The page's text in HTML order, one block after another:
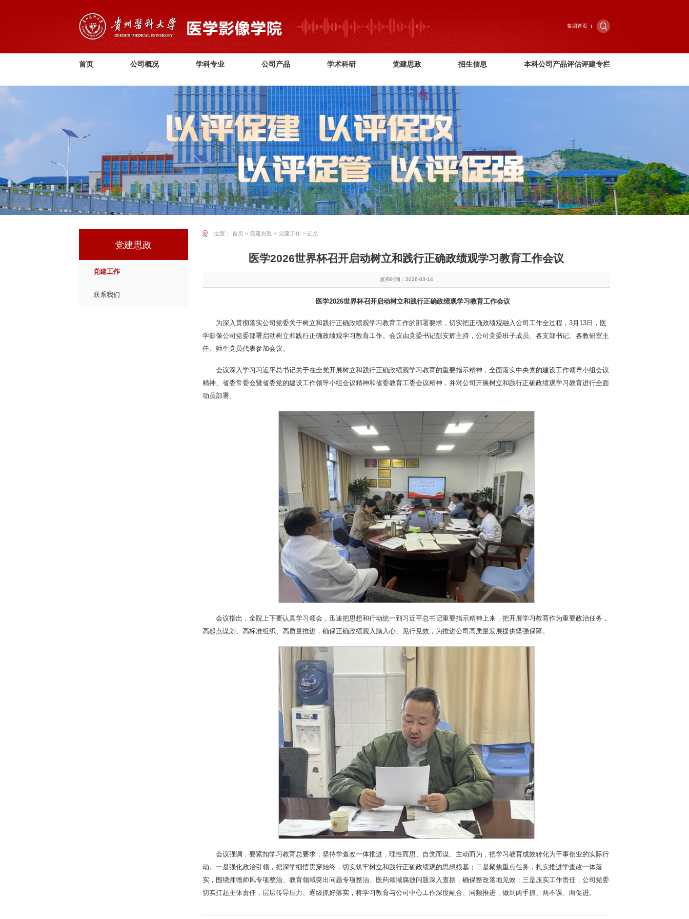
集团首页
首页 公司概况 学科专业 公司产品 学术科研 党建思政 招生信息 本科公司产品评估评建专栏
党建思政
党建工作
联系我们
位置：首页 > 党建思政 > 党建工作 > 正文
医学2026世界杯召开启动树立和践行正确政绩观学习教育工作会议
发布时间：2026-03-14
医学2026世界杯召开启动树立和践行正确政绩观学习教育工作会议
为深入贯彻落实公司党委关于树立和践行正确政绩观学习教育工作的部署要求，切实把正确政绩观融入公司工作全过程，3月13日，医
学影像公司党委部署启动树立和践行正确政绩观学习教育工作。会议由党委书记彭安辉主持，公司党委班子成员、各支部书记、各教研室主
任、师生党员代表参加会议。
会议深入学习习近平总书记关于在全党开展树立和践行正确政绩观学习教育的重要指示精神，全面落实中央党的建设工作领导小组会议
精神、省委常委会暨省委党的建设工作领导小组会议精神和省委教育工委会议精神，并对公司开展树立和践行正确政绩观学习教育进行全面
动员部署。
会议指出，全院上下要认真学习领会，迅速把思想和行动统一到习近平总书记重要指示精神上来，把开展学习教育作为重要政治任务，
高起点谋划、高标准组织、高质量推进，确保正确政绩观入脑入心、见行见效，为推进公司高质量发展提供坚强保障。
会议强调，要紧扣学习教育总要求，坚持学查改一体推进，理性而思、自觉而谋、主动而为，把学习教育成效转化为干事创业的实际行
动。一是强化政治引领，把深学细悟贯穿始终，切实筑牢树立和践行正确政绩观的思想根基；二是聚焦重点任务，扎实推进学查改一体落
实，围绕师德师风专项整治、教育领域突出问题专项整治、医药领域腐败问题深入查摆，确保整改落地见效；三是压实工作责任，公司党委
切实扛起主体责任，层层传导压力、逐级抓好落实，将学习教育与公司中心工作深度融合、同频推进，做到两手抓、两不误、两促进。